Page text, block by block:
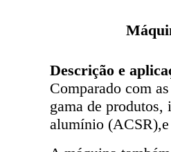
Descrição e
Comparado com
gama de produtos,
alumínio (ACSR),e